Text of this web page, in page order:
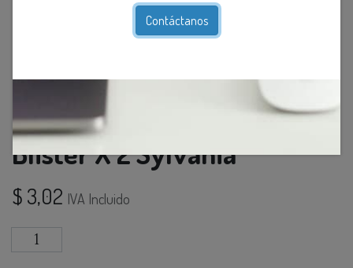
Contáctanos
Dicroico Led Mr16 6.5K 5W 1
Blister X 2 Sylvania
$ 3,02 IVA Incluido